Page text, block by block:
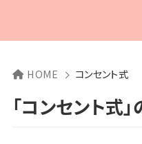
HOME コンセント式
「コンセント式